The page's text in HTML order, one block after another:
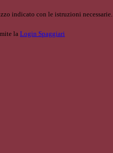
indicato con le istruzioni necessarie.
la Login Spaggiari